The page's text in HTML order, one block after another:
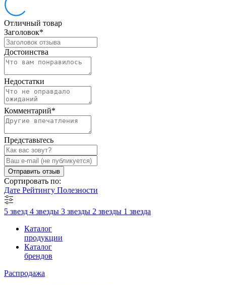
Отличный товар
Заголовок*
Достоинства
Недостатки
Комментарий*
Представьтесь
Отправить отзыв
Сортировать по:
Дате Рейтингу Полезности
5 звезд 4 звезды 3 звезды 2 звезды 1 звезда
Каталог
продукции
Каталог
брендов
Распродажа